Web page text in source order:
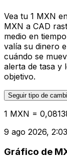
Vea tu 1 MXN
MXN a CAD
medio en
valía su dinero
cuándo se
alerta de tasa y
objetivo.
Seguir tipo de
1 MXN =
9 ago 2026,
Gráfico de